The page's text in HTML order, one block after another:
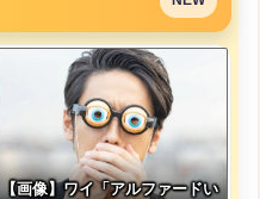
【画像】ワイ「アルファードい